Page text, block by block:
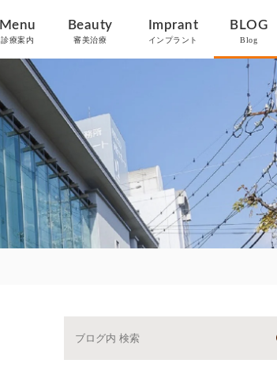
Menu
診療案内
Beauty
審美治療
Imprant
インプラント
BLOG
Blog